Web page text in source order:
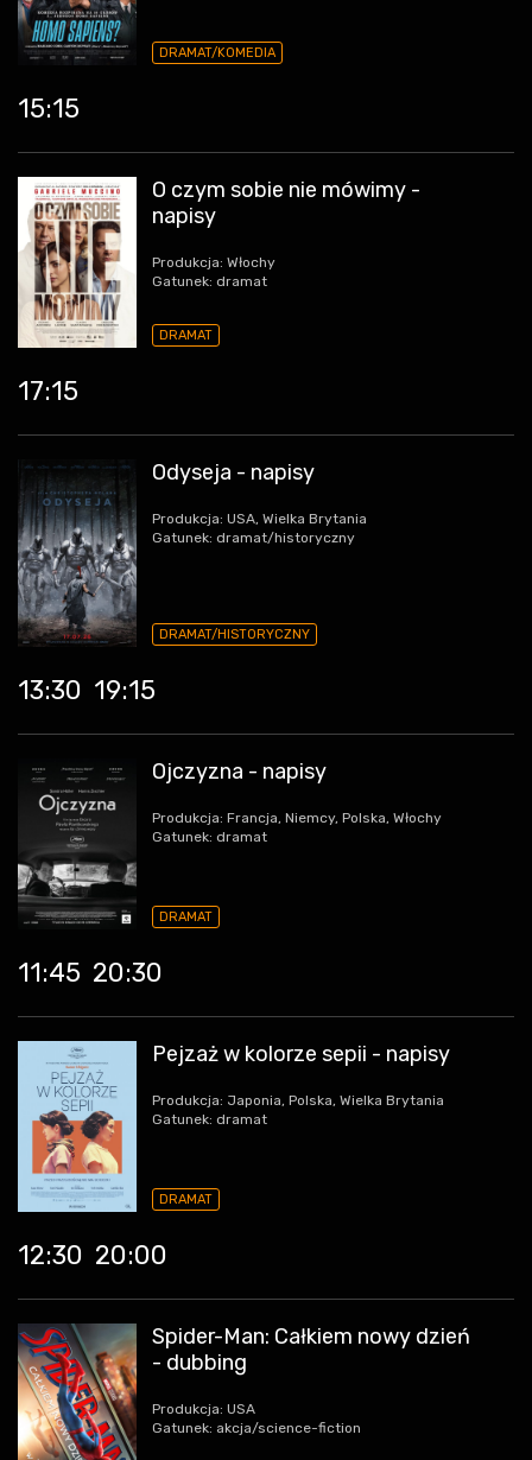
DRAMAT/KOMEDIA
15:15
O czym sobie nie mówimy -
napisy
Produkcja: Włochy
Gatunek: dramat
DRAMAT
17:15
Odyseja - napisy
Produkcja: USA, Wielka Brytania
Gatunek: dramat/historyczny
DRAMAT/HISTORYCZNY
13:30 19:15
Ojczyzna - napisy
Produkcja: Francja, Niemcy, Polska, Włochy
Gatunek: dramat
DRAMAT
11:45 20:30
Pejzaż w kolorze sepii - napisy
Produkcja: Japonia, Polska, Wielka Brytania
Gatunek: dramat
DRAMAT
12:30 20:00
Spider-Man: Całkiem nowy dzień
- dubbing
Produkcja: USA
Gatunek: akcja/science-fiction